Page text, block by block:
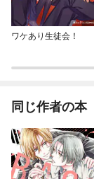
ワケあり生徒会！
同じ作者の本